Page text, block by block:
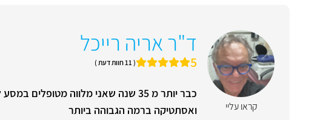
קראו עליי
ד"ר אריה רייכל
5 ( 11 חוות דעת )
כבר יותר מ 35 שנה שאני מלווה
ואסתטיקה ברמה הגבוהה ביותר